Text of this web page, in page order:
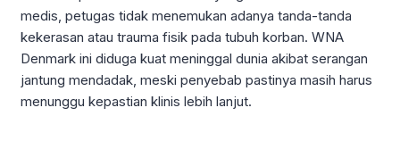
medis, petugas tidak menemukan adanya tanda-tanda
kekerasan atau trauma fisik pada tubuh korban. WNA
Denmark ini diduga kuat meninggal dunia akibat serangan
jantung mendadak, meski penyebab pastinya masih harus
menunggu kepastian klinis lebih lanjut.